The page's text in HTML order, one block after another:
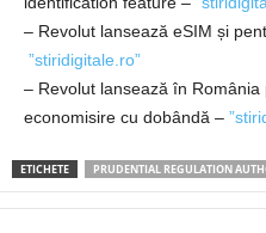
– Revolut lansează eSIM și
”stiridigitale.ro”
– Revolut lansează în
economisire cu dobândă –
ETICHETE PRUDENTIAL REGULATION